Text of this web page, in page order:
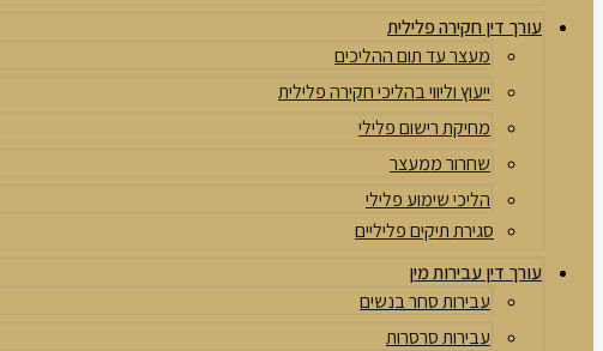
עורך דין חקירה פלילית
מעצר עד תום ההליכים
ייעוץ וליווי בהליכי חקירה פלילית
מחיקת רישום פלילי
שחרור ממעצר
הליכי שימוע פלילי
סגירת תיקים פליליים
עורך דין עבירות מין
עבירות סחר בנשים
עבירות סרסרות